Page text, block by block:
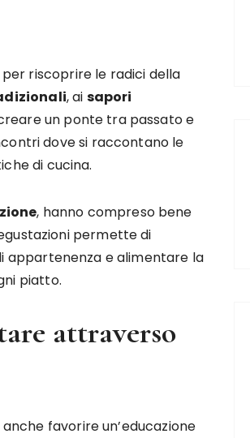
riscoprire le radici della
, ai sapori
un ponte tra passato e
dove si raccontano le
di cucina.
, hanno compreso bene
permette di
appartenenza e alimentare la
piatto.
attraverso
favorire un’educazione